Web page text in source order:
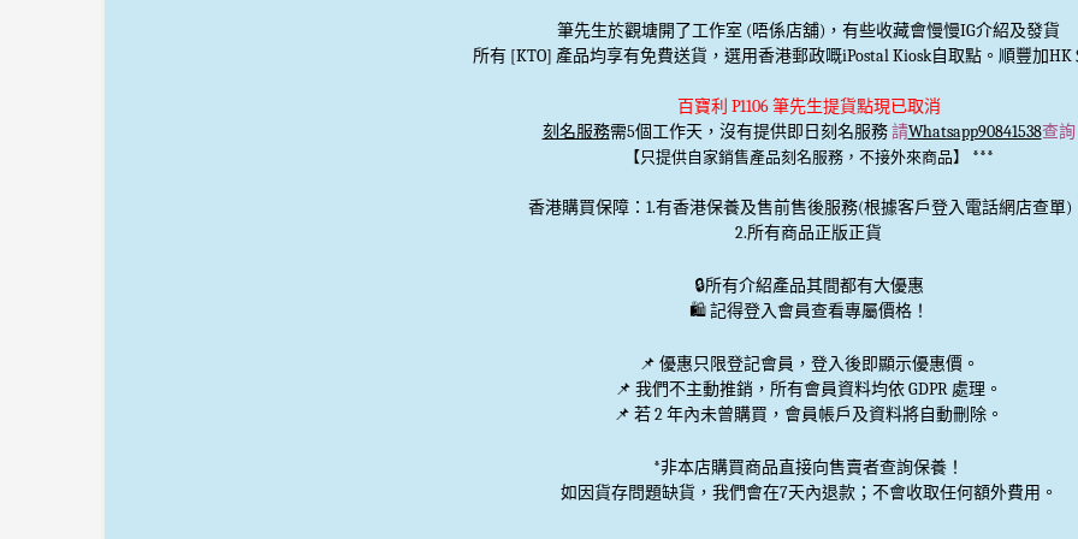
筆先生於觀塘開了工作室 (唔係店舖)，有些收藏會慢慢IG介紹及發貨
所有 [KTO] 產品均享有免費送貨，選用香港郵政嘅iPostal Kiosk自取點。順豐加HK
百寶利 P1106 筆先生提貨點現已取消
刻名服務需5個工作天，沒有提供即日刻名服務請Whatsapp90841538查詢
【只提供自家銷售產品刻名服務，不接外來商品】 ***
香港購買保障：1.有香港保養及售前售後服務(根據客戶登入電話網店查單)
2.所有商品正版正貨
🔒所有介紹產品其間都有大優惠
🛍️ 記得登入會員查看專屬價格！
📌 優惠只限登記會員 ，登入後即顯示優惠價。
📌 我們不主動推銷 ，所有會員資料均依 GDPR 處理。
📌 若 2 年內未曾購買，會員帳戶及資料將自動刪除。
*非本店購買商品直接向售賣者查詢保養！
如因貨存問題缺貨，我們會在7天內退款；不會收取任何額外費用。